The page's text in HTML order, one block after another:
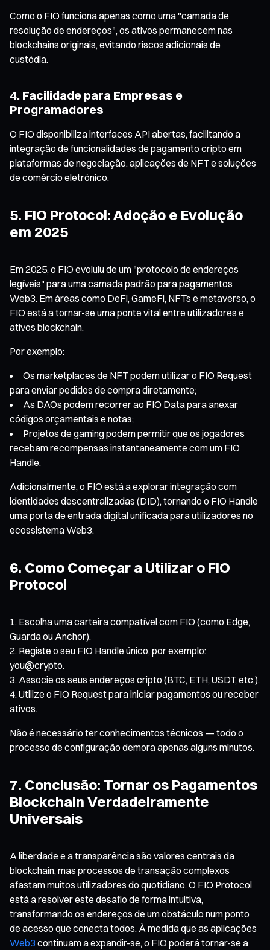
Como o FIO funciona apenas como uma "camada de
resolução de endereços", os ativos permanecem nas
blockchains originais, evitando riscos adicionais de
custódia.
4. Facilidade para Empresas e
Programadores
O FIO disponibiliza interfaces API abertas, facilitando a
integração de funcionalidades de pagamento cripto em
plataformas de negociação, aplicações de NFT e soluções
de comércio eletrónico.
5. FIO Protocol: Adoção e Evolução
em 2025
Em 2025, o FIO evoluiu de um "protocolo de endereços
legíveis" para uma camada padrão para pagamentos
Web3. Em áreas como DeFi, GameFi, NFTs e metaverso, o
FIO está a tornar-se uma ponte vital entre utilizadores e
ativos blockchain.
Por exemplo:
Os marketplaces de NFT podem utilizar o FIO Request
para enviar pedidos de compra diretamente;
As DAOs podem recorrer ao FIO Data para anexar
códigos orçamentais e notas;
Projetos de gaming podem permitir que os jogadores
recebam recompensas instantaneamente com um FIO
Handle.
Adicionalmente, o FIO está a explorar integração com
identidades descentralizadas (DID), tornando o FIO Handle
uma porta de entrada digital unificada para utilizadores no
ecossistema Web3.
6. Como Começar a Utilizar o FIO
Protocol
Escolha uma carteira compatível com FIO (como Edge,
Guarda ou Anchor).
Registe o seu FIO Handle único, por exemplo:
you@crypto.
Associe os seus endereços cripto (BTC, ETH, USDT, etc.).
Utilize o FIO Request para iniciar pagamentos ou receber
ativos.
Não é necessário ter conhecimentos técnicos — todo o
processo de configuração demora apenas alguns minutos.
7. Conclusão: Tornar os Pagamentos
Blockchain Verdadeiramente
Universais
A liberdade e a transparência são valores centrais da
blockchain, mas processos de transação complexos
afastam muitos utilizadores do quotidiano. O FIO Protocol
está a resolver este desafio de forma intuitiva,
transformando os endereços de um obstáculo num ponto
de acesso que conecta todos. À medida que as aplicações
Web3 continuam a expandir-se, o FIO poderá tornar-se a